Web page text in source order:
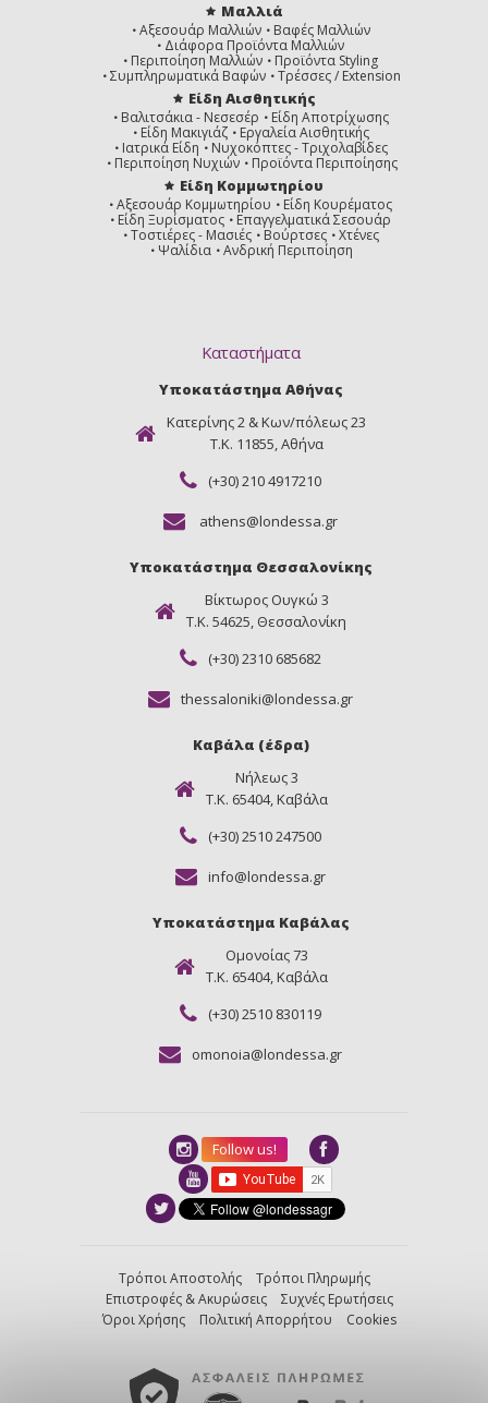
Μαλλιά
Αξεσουάρ Μαλλιών
Βαφές Μαλλιών
Διάφορα Προϊόντα Μαλλιών
Περιποίηση Μαλλιών
Προϊόντα Styling
Συμπληρωματικά Βαφών
Τρέσσες / Extension
Είδη Αισθητικής
Βαλιτσάκια - Νεσεσέρ
Είδη Αποτρίχωσης
Είδη Μακιγιάζ
Εργαλεία Αισθητικής
Ιατρικά Είδη
Νυχοκόπτες - Τριχολαβίδες
Περιποίηση Νυχιών
Προϊόντα Περιποίησης
Είδη Κομμωτηρίου
Αξεσουάρ Κομμωτηρίου
Είδη Κουρέματος
Είδη Ξυρίσματος
Επαγγελματικά Σεσουάρ
Τοστιέρες - Μασιές
Βούρτσες
Χτένες
Ψαλίδια
Ανδρική Περιποίηση
Καταστήματα
Υποκατάστημα Αθήνας
Κατερίνης 2 & Κων/πόλεως 23
Τ.Κ. 11855, Αθήνα
(+30) 210 4917210
athens@londessa.gr
Υποκατάστημα Θεσσαλονίκης
Βίκτωρος Ουγκώ 3
Τ.Κ. 54625, Θεσσαλονίκη
(+30) 2310 685682
thessaloniki@londessa.gr
Καβάλα (έδρα)
Νήλεως 3
Τ.Κ. 65404, Καβάλα
(+30) 2510 247500
info@londessa.gr
Υποκατάστημα Καβάλας
Ομονοίας 73
Τ.Κ. 65404, Καβάλα
(+30) 2510 830119
omonoia@londessa.gr
Follow us!
Τρόποι Αποστολής
Τρόποι Πληρωμής
Επιστροφές & Ακυρώσεις
Συχνές Ερωτήσεις
Όροι Χρήσης
Πολιτική Απορρήτου Cookies